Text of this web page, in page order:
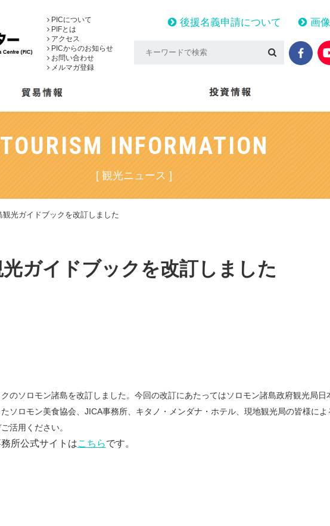
PICについて
PIFとは
アクセス
PICからのお知らせ
お問い合わせ
メルマガ登録
後援名義申請について 画
TOURISM INFORMATION
[ 観光ニュース ]
観光ガイドブックを改訂しました
ガイドブックを改訂しました
のソロモン諸島を改訂しました。今回の改訂にあたってはソロモン諸島政府観光局日
ソロモン美食協会、JICA事務所、キタノ・メンダナ・ホテル、現地観光局の皆様に
活用ください。
所公式サイトはこちらです。